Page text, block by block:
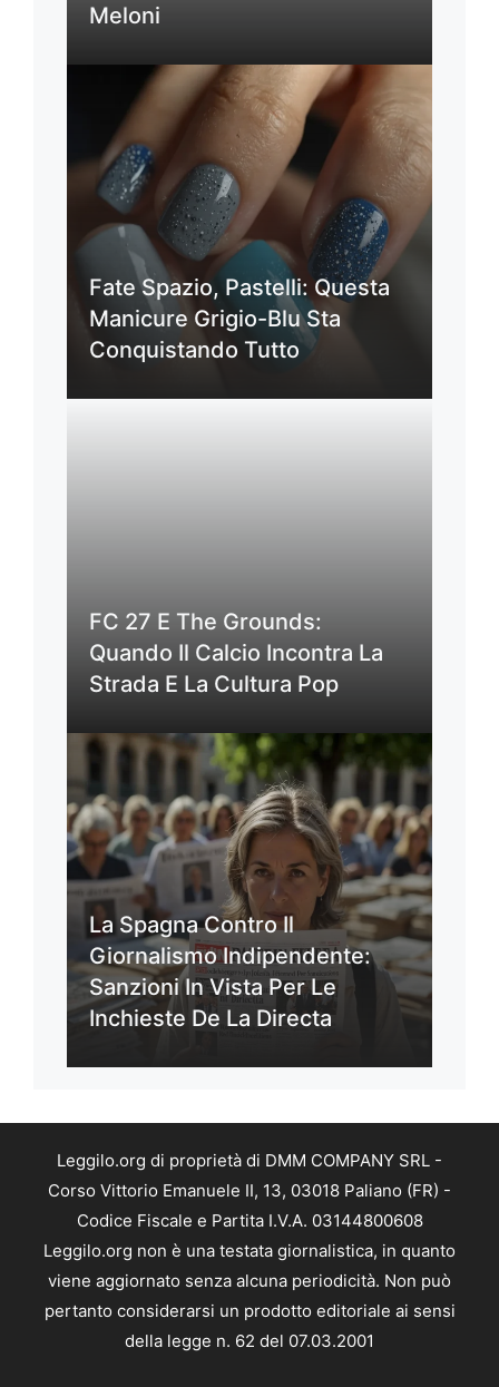
Meloni
Fate Spazio, Pastelli: Questa
Manicure Grigio-Blu Sta
Conquistando Tutto
FC 27 E The Grounds:
Quando Il Calcio Incontra La
Strada E La Cultura Pop
La Spagna Contro Il
Giornalismo Indipendente:
Sanzioni In Vista Per Le
Inchieste De La Directa
Leggilo.org di proprietà di DMM COMPANY SRL -
Corso Vittorio Emanuele II, 13, 03018 Paliano (FR) -
Codice Fiscale e Partita I.V.A. 03144800608
Leggilo.org non è una testata giornalistica, in quanto
viene aggiornato senza alcuna periodicità. Non può
pertanto considerarsi un prodotto editoriale ai sensi
della legge n. 62 del 07.03.2001